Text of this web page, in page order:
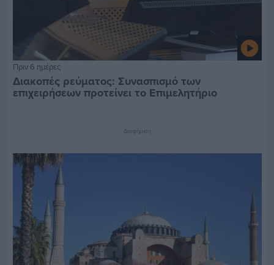
Πριν 6 ημέρες
Διακοπές ρεύματος: Συνασπισμό των
επιχειρήσεων προτείνει το Επιμελητήριο
Διαφήμιση